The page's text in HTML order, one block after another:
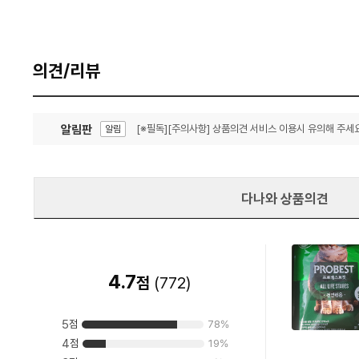
의견/리뷰
알림판 알림 [※필독][주의사항] 상품의견 서비스 이용시 유의해 주세
다나와 상품의견
4.7점 (772)
5점 78%
4점 19%